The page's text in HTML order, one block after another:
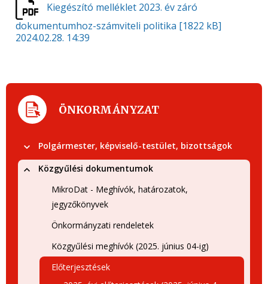
Kiegészító melléklet 2023. év záró
dokumentumhoz-számviteli politika [1822 kB]
2024.02.28. 14:39
ÖNKORMÁNYZAT
Polgármester, képviselő-testület, bizottságok
Közgyűlési dokumentumok
MikroDat - Meghívók, határozatok,
jegyzőkönyvek
Önkormányzati rendeletek
Közgyűlési meghívók (2025. június 04-ig)
Előterjesztések